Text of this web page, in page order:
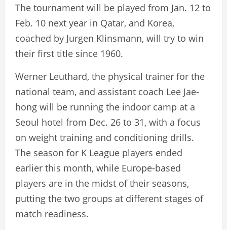
The tournament will be played from Jan. 12 to
Feb. 10 next year in Qatar, and Korea,
coached by Jurgen Klinsmann, will try to win
their first title since 1960.
Werner Leuthard, the physical trainer for the
national team, and assistant coach Lee Jae-
hong will be running the indoor camp at a
Seoul hotel from Dec. 26 to 31, with a focus
on weight training and conditioning drills.
The season for K League players ended
earlier this month, while Europe-based
players are in the midst of their seasons,
putting the two groups at different stages of
match readiness.